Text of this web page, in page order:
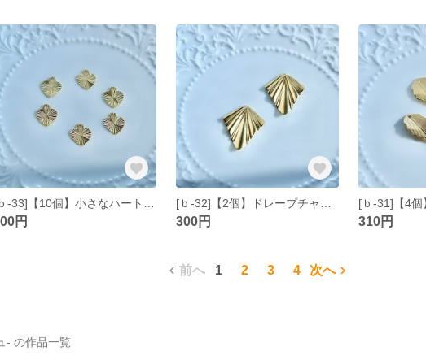
円 300円 310円
前へ 1 2 3 4 次へ
- の作品一覧